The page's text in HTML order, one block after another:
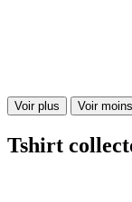
Voir plus Voir moins
Tshirt